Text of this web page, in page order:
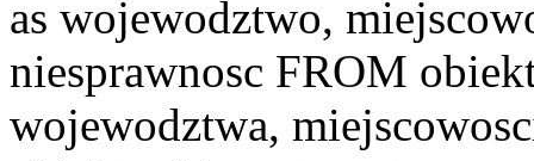
as wojewodztwo,
niesprawnosc FROM
wojewodztwa,